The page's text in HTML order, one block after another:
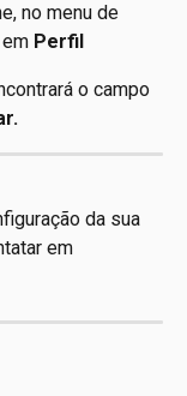
no menu de
Perfil
o campo
da sua
em